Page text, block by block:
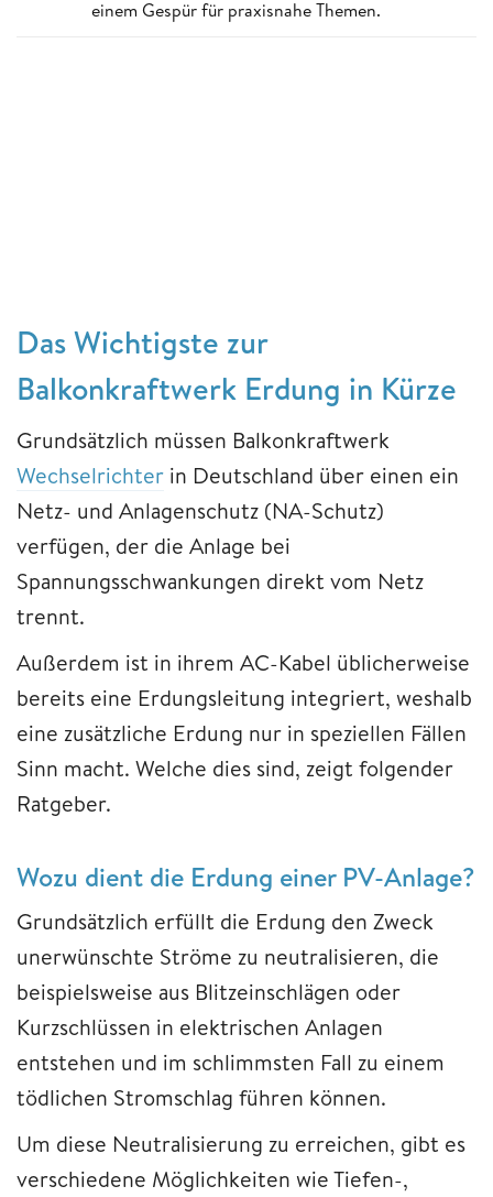
einem Gespür für praxisnahe Themen.
Das Wichtigste zur
Balkonkraftwerk Erdung in Kürze
Grundsätzlich müssen Balkonkraftwerk
Wechselrichter in Deutschland über einen ein
Netz- und Anlagenschutz (NA-Schutz)
verfügen, der die Anlage bei
Spannungsschwankungen direkt vom Netz
trennt.
Außerdem ist in ihrem AC-Kabel üblicherweise
bereits eine Erdungsleitung integriert, weshalb
eine zusätzliche Erdung nur in speziellen Fällen
Sinn macht. Welche dies sind, zeigt folgender
Ratgeber.
Wozu dient die Erdung einer PV-Anlage?
Grundsätzlich erfüllt die Erdung den Zweck
unerwünschte Ströme zu neutralisieren, die
beispielsweise aus Blitzeinschlägen oder
Kurzschlüssen in elektrischen Anlagen
entstehen und im schlimmsten Fall zu einem
tödlichen Stromschlag führen können.
Um diese Neutralisierung zu erreichen, gibt es
verschiedene Möglichkeiten wie Tiefen-,